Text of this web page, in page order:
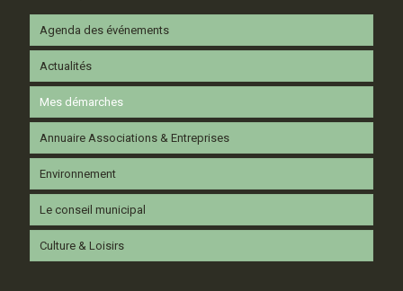
Agenda des événements
Actualités
Mes démarches
Annuaire Associations & Entreprises
Environnement
Le conseil municipal
Culture & Loisirs